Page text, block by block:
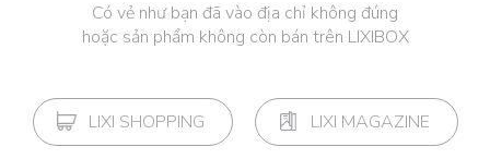
Có vẻ như bạn đã vào địa chỉ không đúng
hoặc sản phẩm không còn bán trên LIXIBOX
LIXI SHOPPING LIXI MAGAZINE